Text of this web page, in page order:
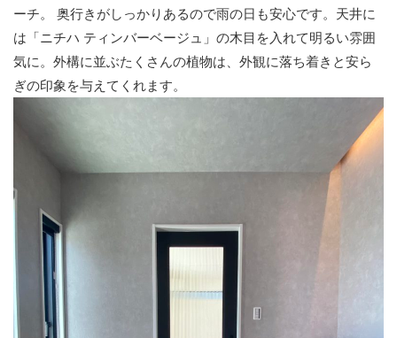
ーチ。 奥行きがしっかりあるので雨の日も安心です。天井に
は「ニチハ ティンバーベージュ」の木目を入れて明るい雰囲
気に。外構に並ぶたくさんの植物は、外観に落ち着きと安ら
ぎの印象を与えてくれます。